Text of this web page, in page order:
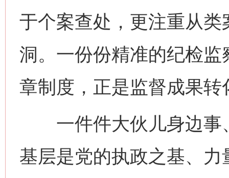
于个案查处，更注重从
洞。一份份精准的纪检
章制度，正是监督成果
一件件大伙儿身边事
基层是党的执政之基、
网上购药对药下症？